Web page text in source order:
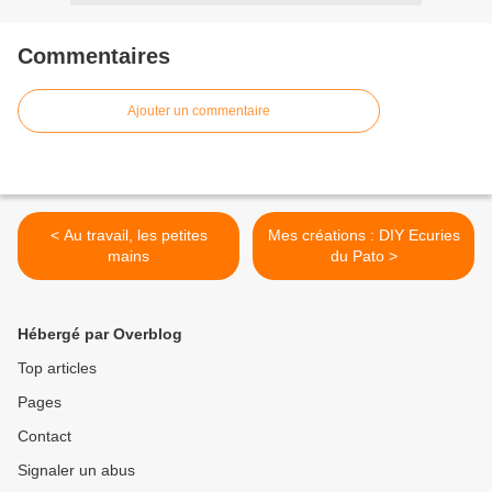
Commentaires
Ajouter un commentaire
< Au travail, les petites
mains
Mes créations : DIY Ecuries
du Pato >
Hébergé par Overblog
Top articles
Pages
Contact
Signaler un abus